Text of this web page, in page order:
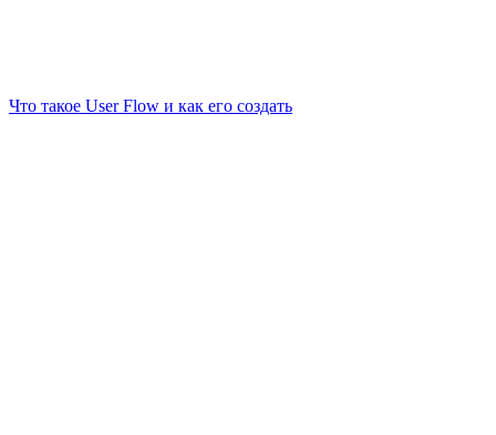
Что такое User Flow и как его создать